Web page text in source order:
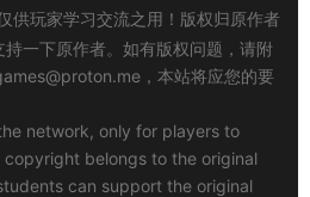
供玩家学习交流之用！版权归原作者
一下原作者。如有版权问题，请附
，本站将应您的要
network, only for players to
belongs to the original
can support the original